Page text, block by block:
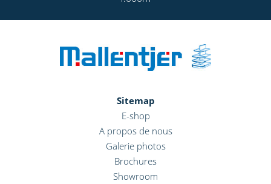
Sitemap
E-shop
A propos de nous
Galerie photos
Brochures
Showroom